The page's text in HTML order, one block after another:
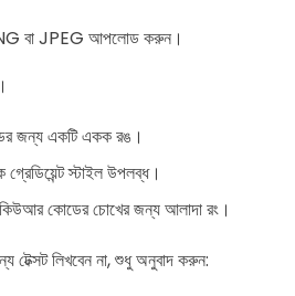
বা JPEG আপলোড করুন।
জন্য একটি একক রঙ।
গ্রেডিয়েন্ট স্টাইল উপলব্ধ।
কোডের চোখের জন্য আলাদা রং।
লিখবেন না, শুধু অনুবাদ করুন: